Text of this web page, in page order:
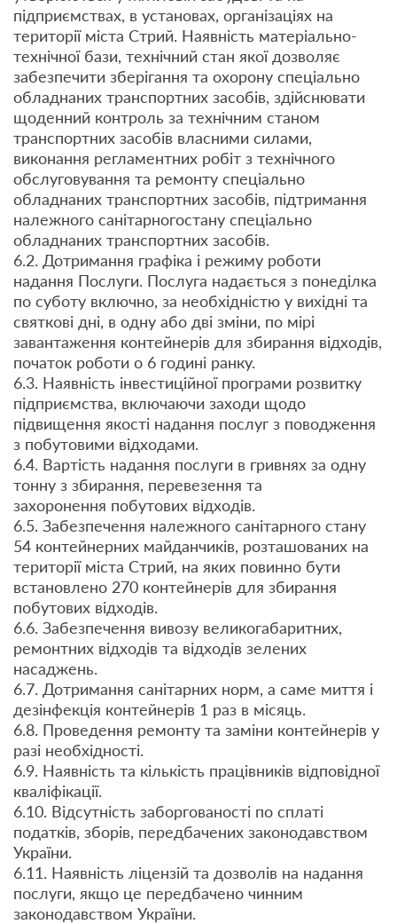
підприємствах, в установах, організаціях на
території міста Стрий. Наявність матеріально-
технічної бази, технічний стан якої дозволяє
забезпечити зберігання та охорону спеціально
обладнаних транспортних засобів, здійснювати
щоденний контроль за технічним станом
транспортних засобів власними силами,
виконання регламентних робіт з технічного
обслуговування та ремонту спеціально
обладнаних транспортних засобів, підтримання
належного санітарногостану спеціально
обладнаних транспортних засобів.
6.2. Дотримання графіка і режиму роботи
надання Послуги. Послуга надається з понеділка
по суботу включно, за необхідністю у вихідні та
святкові дні, в одну або дві зміни, по мірі
завантаження контейнерів для збирання відходів,
початок роботи о 6 годині ранку.
6.3. Наявність інвестиційної програми розвитку
підприємства, включаючи заходи щодо
підвищення якості надання послуг з поводження
з побутовими відходами.
6.4. Вартість надання послуги в гривнях за одну
тонну з збирання, перевезення та
захоронення побутових відходів.
6.5. Забезпечення належного санітарного стану
54 контейнерних майданчиків, розташованих на
території міста Стрий, на яких повинно бути
встановлено 270 контейнерів для збирання
побутових відходів.
6.6. Забезпечення вивозу великогабаритних,
ремонтних відходів та відходів зелених
насаджень.
6.7. Дотримання санітарних норм, а саме миття і
дезінфекція контейнерів 1 раз в місяць.
6.8. Проведення ремонту та заміни контейнерів у
разі необхідності.
6.9. Наявність та кількість працівників відповідної
кваліфікації.
6.10. Відсутність заборгованості по сплаті
податків, зборів, передбачених законодавством
України.
6.11. Наявність ліцензій та дозволів на надання
послуги, якщо це передбачено чинним
законодавством України.